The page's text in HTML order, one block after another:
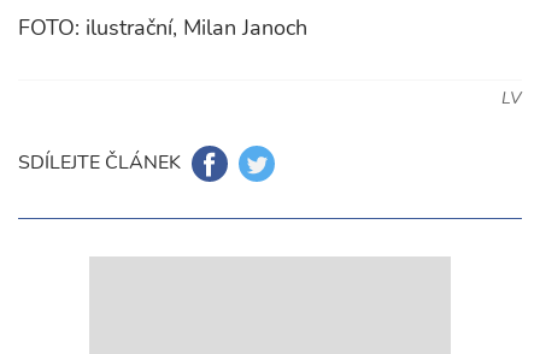
FOTO: ilustrační, Milan Janoch
LV
SDÍLEJTE ČLÁNEK